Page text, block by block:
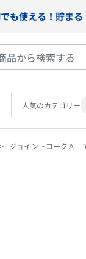
も使える！貯まる
人気のカテゴリー
ジョイントコークＡ